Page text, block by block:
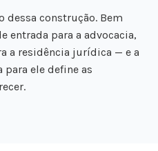
dessa construção. Bem
entrada para a advocacia,
a residência jurídica — e a
para ele define as